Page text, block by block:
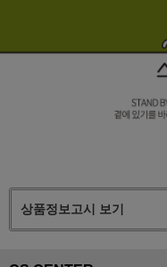
상품정보고시 보기